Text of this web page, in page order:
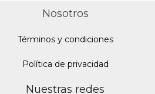
Nosotros
Términos y condiciones
Política de privacidad
Nuestras redes